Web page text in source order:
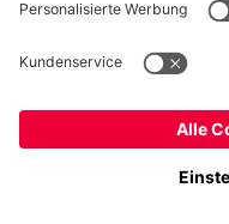
Kinder- und
Verträge hier